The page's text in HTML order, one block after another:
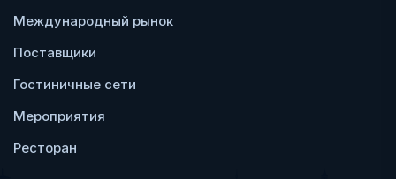
Международный рынок
Поставщики
Гостиничные сети
Мероприятия
Ресторан